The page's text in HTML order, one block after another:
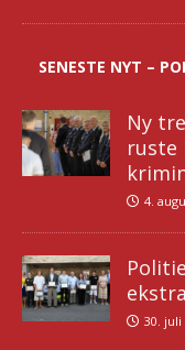
SENESTE NYT –
Ny
ruste
4.
30. juli